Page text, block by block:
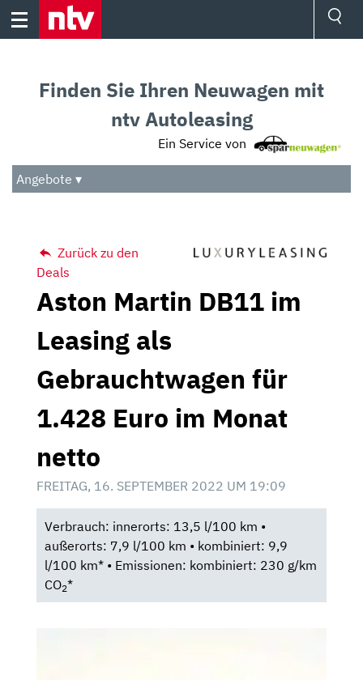
Skip
Audio
Das Beste
Finden Sie Ihren Neuwagen mit
ntv Autoleasing
Ein Service von
Angebote ▾
Zurück zu den
Deals
Aston Martin DB11 im
Leasing als
Gebrauchtwagen für
1.428 Euro im Monat
netto
FREITAG, 16. SEPTEMBER 2022 UM 19:09
Verbrauch: innerorts: 13,5 l/100 km •
außerorts: 7,9 l/100 km • kombiniert: 9,9
l/100 km* • Emissionen: kombiniert: 230 g/km
CO2*